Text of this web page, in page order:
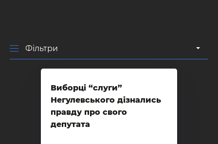
Фiльтри
Виборці “слуги”
Негулевського дізнались
правду про свого
депутата